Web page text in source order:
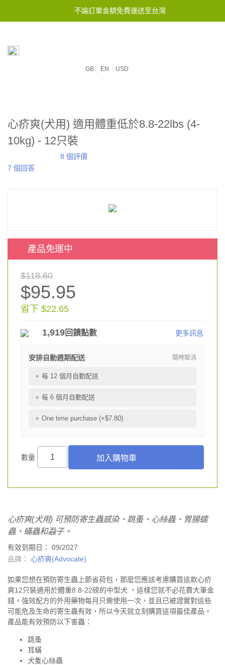
不論訂單金額免費運送至台灣
GB EN USD
心疥爽(犬用) 適用體重低於8.8-22lbs (4-
10kg) - 12只裝
8 個評價
7 個回答
產品免運中
$118.60
$95.95
省下 $22.65
1,919回饋點數 更多訊息
隨時取消
安排自動週期配送
每 12 個月自動配送
每 6 個月自動配送
One time purchase (+$7.80)
數量
心疥爽(犬用) 可預防寄生蟲感染、跳蚤、心絲蟲、胃腸蠕
蟲、蟎蟲和蝨子。
有效到期日： 09/2027
品牌：
心疥爽(Advocate)
如果您想在預防寄生蟲上節省荷包，那麼您應該考慮購買這款心疥
爽12只裝適用於體重8.8-22磅的中型犬 ，這樣您就不必花費大筆金
錢。強效配方的外用藥物每月只需使用一次，並且已被證實對這些
可能危及生命的寄生蟲有效，所以今天就立刻購買這項最佳產品。
產品能有效預防以下害蟲：
跳蚤
耳蟎
犬隻心絲蟲